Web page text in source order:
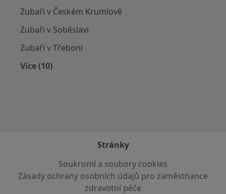
Zubaři v Českém Krumlově
Zubaři v Soběslavi
Zubaři v Třeboni
Více (10)
Stránky
Soukromí a soubory cookies
Zásady ochrany osobních údajů pro zaměstnance
zdravotní péče